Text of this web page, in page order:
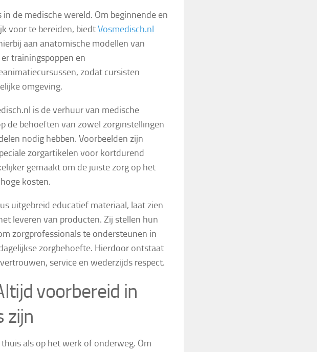
de medische wereld. Om beginnende en
voor te bereiden, biedtVosmedisch.nl
aan anatomische modellen van
trainingspoppen en
zodat cursisten
omgeving.
is de verhuur van medische
de behoeften van zowel zorginstellingen
nodig hebben. Voorbeelden zijn
zorgartikelen voor kortdurend
gemaakt om de juiste zorg op het
kosten.
uitgebreid educatief materiaal, laat zien
leveren van producten. Zij stellen hun
zorgprofessionals te ondersteunen in
zorgbehoefte. Hierdoor ontstaat
service en wederzijds respect.
voorbereid in
zijn
als op het werk of onderweg. Om